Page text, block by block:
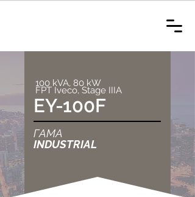
100 kVA, 80 kW
FPT Iveco, Stage IIIA
EY-100F
ГАМА
INDUSTRIAL